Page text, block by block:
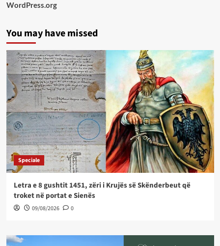
WordPress.org
You may have missed
Speciale
Letra e 8 gushtit 1451, zëri i Krujës së Skënderbeut që
troket në portat e Sienës
09/08/2026 0